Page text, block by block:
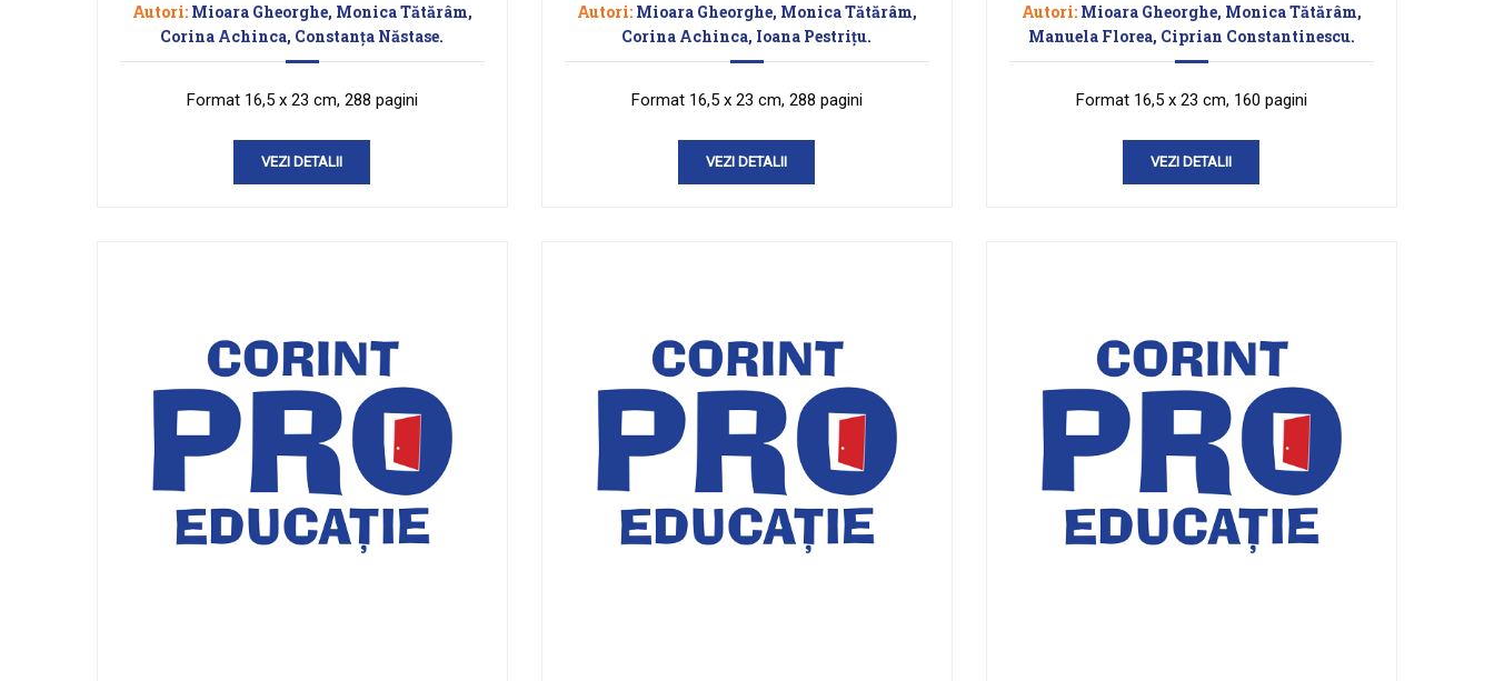
Autori: Mioara Gheorghe, Monica Tătărâm,
Corina Achinca, Constanța Năstase.
Format 16,5 x 23 cm, 288 pagini
VEZI DETALII
Autori: Mioara Gheorghe, Monica Tătărâm,
Corina Achinca, Ioana Pestrițu.
Format 16,5 x 23 cm, 288 pagini
VEZI DETALII
Autori: Mioara Gheorghe, Monica Tătărâm,
Manuela Florea, Ciprian Constantinescu.
Format 16,5 x 23 cm, 160 pagini
VEZI DETALII